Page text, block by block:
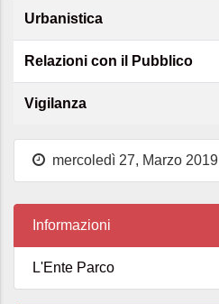
Urbanistica
Relazioni con il Pubblico
Vigilanza
mercoledì 27, Marzo 2019
Informazioni
L'Ente Parco